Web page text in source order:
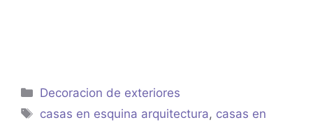
Categorías
Decoracion de exteriores
Etiquetas
casas en esquina arquitectura, casas en